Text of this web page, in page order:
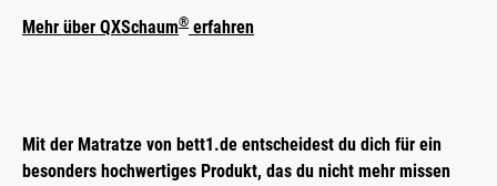
Mehr über QXSchaum® erfahren
Mit der Matratze von bett1.de ent­scheidest du dich für ein
besonders hochwertiges Produkt, das du nicht mehr missen